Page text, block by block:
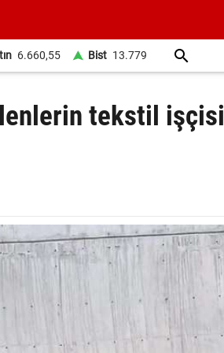
6.660,55 Bist 13.779
tekstil işçisi